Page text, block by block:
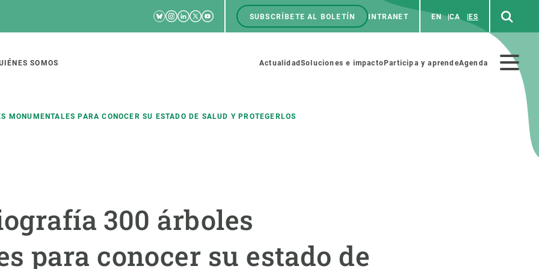
RRSS
Bluesky
Instagram
Linkedin
TwitterYoutube
Menú
top
SUBSCRÍBETE AL BOLETÍN INTRANET EN CA ES
SOMOS
Menú
secundario
Actualidad Soluciones e impacto Participa y aprendeAgenda
PARA CONOCER SU ESTADO DE SALUD Y PROTEGERLOS
300 árboles
para conocer su estado de
de ecosistemas
Soluciones
Política y gestión
Estrategia de Recursos Humanos
Pide tu MSCA-PF